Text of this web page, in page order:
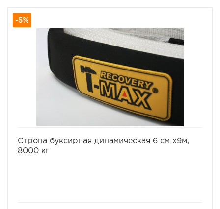
увеличилось в два раза.
-5%
Стропа буксирная динамическая 6 см х9м,
8000 кг